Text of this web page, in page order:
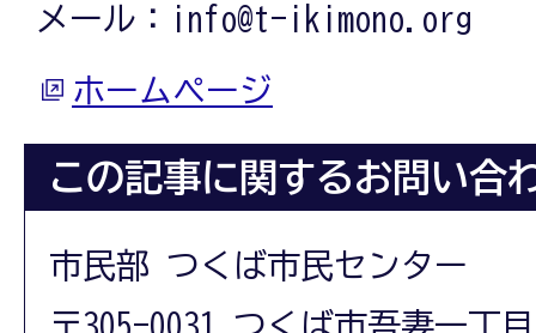
メール：info@t-ikimono.org
ホームページ
この記事に関するお問い合
市民部 つくば市民センター
〒305-0031 つくば市吾妻一丁